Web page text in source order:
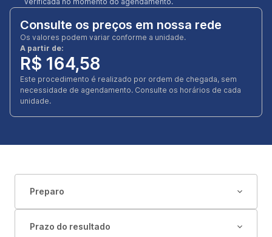
Consulte os preços em nossa rede
Os valores podem variar conforme a unidade.
A partir de:
R$ 164,58
Este procedimento é realizado por ordem de chegada, sem
necessidade de agendamento. Consulte os horários de cada
unidade.
Preparo
Prazo do resultado